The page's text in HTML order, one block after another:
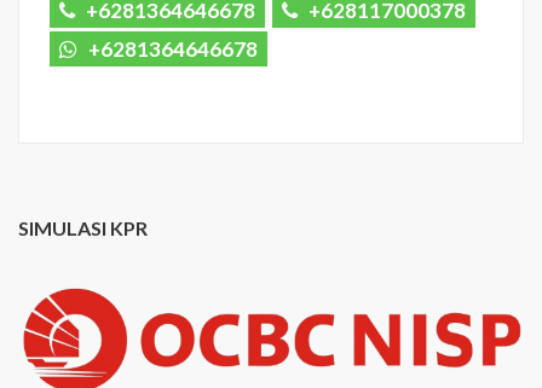
+6281364646678
+628117000378
+6281364646678
SIMULASI KPR